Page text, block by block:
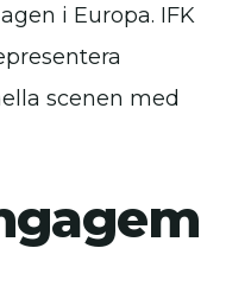
i Europa. IFK
scenen med